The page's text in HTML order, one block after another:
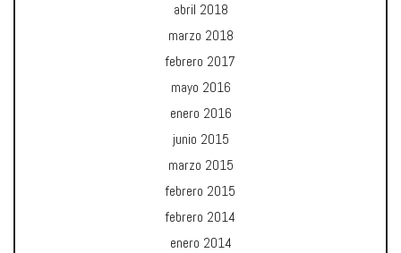
abril 2018
marzo 2018
febrero 2017
mayo 2016
enero 2016
junio 2015
marzo 2015
febrero 2015
febrero 2014
enero 2014